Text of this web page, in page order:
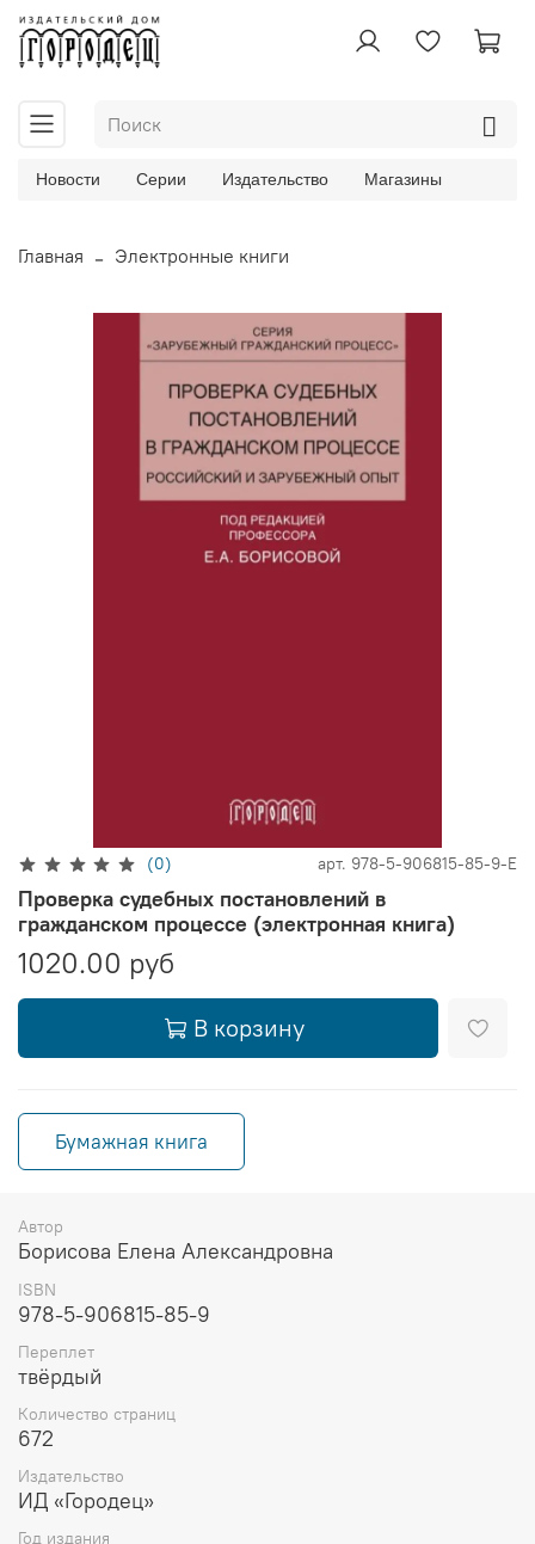
Новости Серии Издательство Магазины
Главная Электронные книги
(0) арт. 978-5-906815-85-9-E
Проверка судебных постановлений в
гражданском процессе (электронная книга)
1020.00 руб
В корзину
Бумажная книга
Автор
Борисова Елена Александровна
ISBN
978-5-906815-85-9
Переплет
твёрдый
Количество страниц
672
Издательство
ИД «Городец»
Год издания